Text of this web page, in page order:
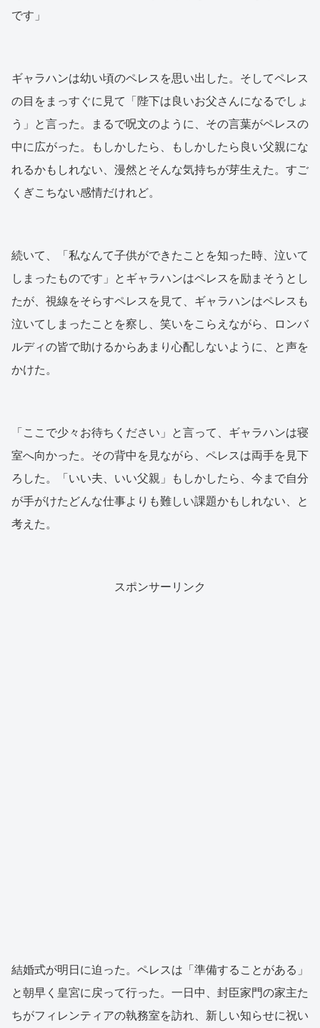
です」
ギャラハンは幼い頃のペレスを思い出した。そしてペレス
の目をまっすぐに見て「陛下は良いお父さんになるでしょ
う」と言った。まるで呪文のように、その言葉がペレスの
中に広がった。もしかしたら、もしかしたら良い父親にな
れるかもしれない、漫然とそんな気持ちが芽生えた。すご
くぎこちない感情だけれど。
続いて、「私なんて子供ができたことを知った時、泣いて
しまったものです」とギャラハンはペレスを励まそうとし
たが、視線をそらすペレスを見て、ギャラハンはペレスも
泣いてしまったことを察し、笑いをこらえながら、ロンバ
ルディの皆で助けるからあまり心配しないように、と声を
かけた。
「ここで少々お待ちください」と言って、ギャラハンは寝
室へ向かった。その背中を見ながら、ペレスは両手を見下
ろした。「いい夫、いい父親」もしかしたら、今まで自分
が手がけたどんな仕事よりも難しい課題かもしれない、と
考えた。
スポンサーリンク
結婚式が明日に迫った。ペレスは「準備することがある」
と朝早く皇宮に戻って行った。一日中、封臣家門の家主た
ちがフィレンティアの執務室を訪れ、新しい知らせに祝い